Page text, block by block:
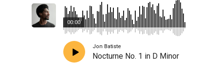
00:00
Jon Batiste
Nocturne No. 1 in D Minor